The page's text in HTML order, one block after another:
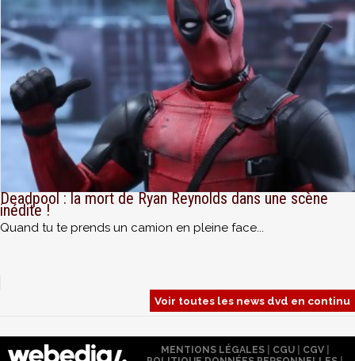
Deadpool : la mort de Ryan Reynolds dans une scène
inédite !
Quand tu te prends un camion en pleine face...
Voir toutes les news dvd en continu
MENTIONS LÉGALES| CGU| CGV|